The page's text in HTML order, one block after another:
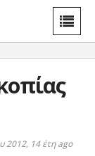
2012, 14 έτη ago